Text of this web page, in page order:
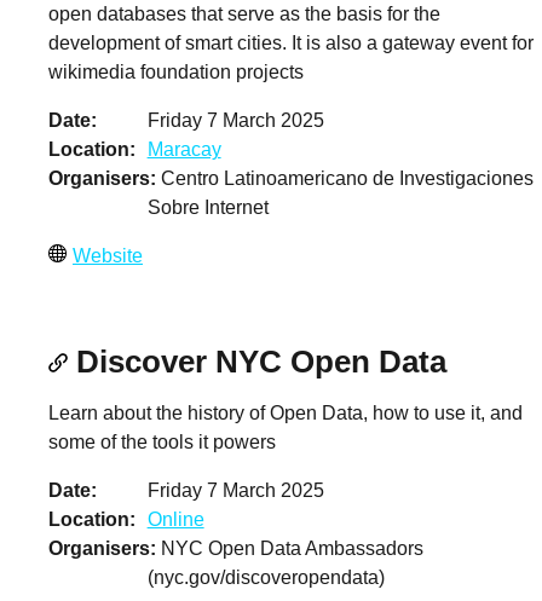
open databases that serve as the basis for the
development of smart cities. It is also a gateway event for
wikimedia foundation projects
Date
Friday 7 March 2025
Location
Maracay
Organisers Centro Latinoamericano de Investigaciones
Sobre Internet
Website
Discover NYC Open Data
Learn about the history of Open Data, how to use it, and
some of the tools it powers
Date
Friday 7 March 2025
Location
Online
Organisers
NYC Open Data Ambassadors
(nyc.gov/discoveropendata)